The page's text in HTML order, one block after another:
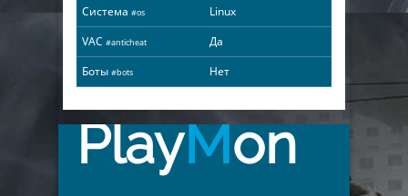
Система #os
Linux
VAC #anticheat
Да
Боты #bots Нет
PlayMon